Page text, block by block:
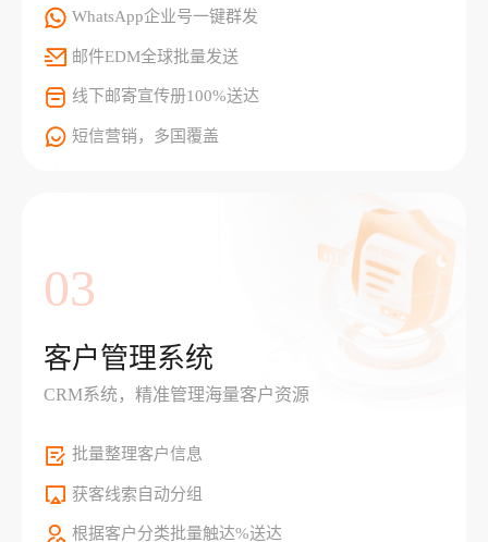
WhatsApp企业号一键群发
邮件EDM全球批量发送
线下邮寄宣传册100%送达
短信营销，多国覆盖
03
客户管理系统
CRM系统，精准管理海量客户资源
批量整理客户信息
获客线索自动分组
根据客户分类批量触达%送达